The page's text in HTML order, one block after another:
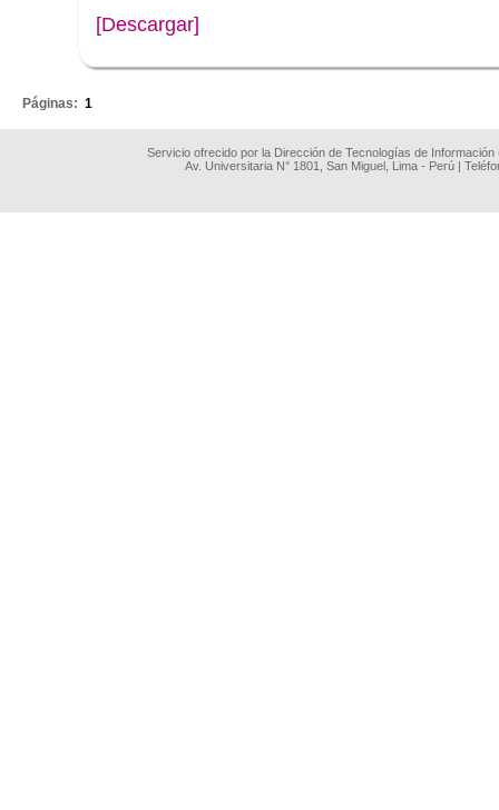
[Descargar]
Páginas: 1
Servicio ofrecido por la Dirección de Tecnologías de
Av. Universitaria N° 1801, San Miguel, Lima - Perú |